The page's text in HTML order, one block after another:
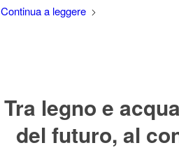
Continua a leggere
Tra legno e
del futuro, al